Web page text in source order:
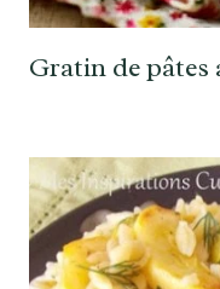
Gratin de pâtes